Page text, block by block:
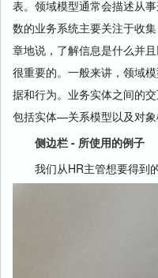
表。领域模型通常会描述从
数的业务系统主要关注于收
章地说，了解信息是什么并
很重要的。一般来讲，领域
据和行为。业务实体之间的
包括实体—关系模型以及对象
侧边栏 - 所使用的例子
我们从HR主管想要得到的